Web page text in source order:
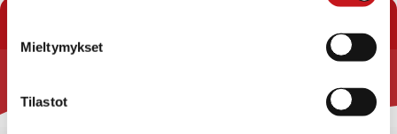
Mieltymykset
Tilastot
Rautalammin kunta